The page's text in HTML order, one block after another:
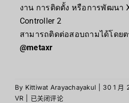
งาน การติดตั้ง หรือการพัฒนา
Controller 2
สามารถติดต่อสอบถามได้โดยต
@metaxr
By Kittiwat Arayachayakul 30 1 月
VR
已关闭评论